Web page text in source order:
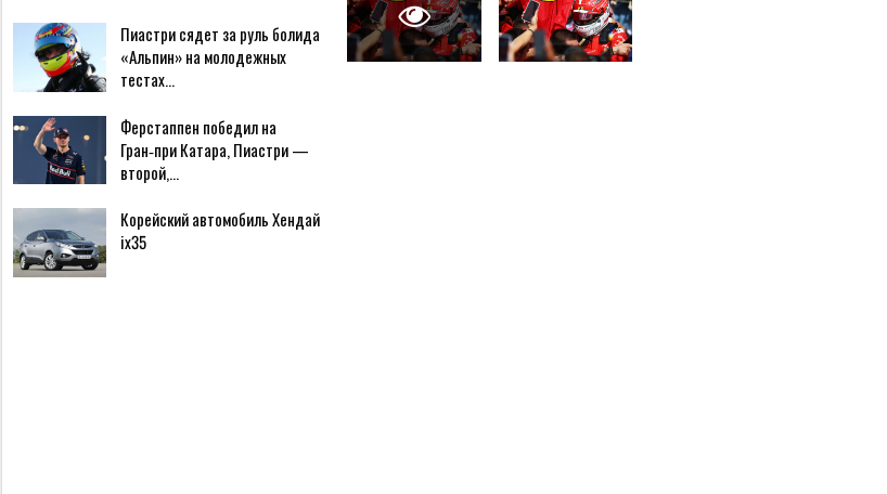
Пиастри сядет за руль болида
«Альпин» на молодежных
тестах…
Ферстаппен победил на
Гран‑при Катара, Пиастри —
второй,…
Корейский автомобиль Хендай
ix35